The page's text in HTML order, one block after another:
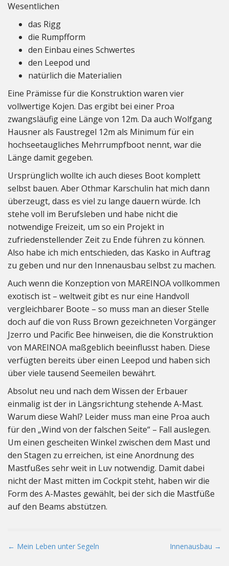
Wesentlichen
das Rigg
die Rumpfform
den Einbau eines Schwertes
den Leepod und
natürlich die Materialien
Eine Prämisse für die Konstruktion waren vier
vollwertige Kojen. Das ergibt bei einer Proa
zwangsläufig eine Länge von 12m. Da auch Wolfgang
Hausner als Faustregel 12m als Minimum für ein
hochseetaugliches Mehrrumpfboot nennt, war die
Länge damit gegeben.
Ursprünglich wollte ich auch dieses Boot komplett
selbst bauen. Aber Othmar Karschulin hat mich dann
überzeugt, dass es viel zu lange dauern würde. Ich
stehe voll im Berufsleben und habe nicht die
notwendige Freizeit, um so ein Projekt in
zufriedenstellender Zeit zu Ende führen zu können.
Also habe ich mich entschieden, das Kasko in Auftrag
zu geben und nur den Innenausbau selbst zu machen.
Auch wenn die Konzeption von MAREINOA vollkommen
exotisch ist – weltweit gibt es nur eine Handvoll
vergleichbarer Boote – so muss man an dieser Stelle
doch auf die von Russ Brown gezeichneten Vorgänger
Jzerro und Pacific Bee hinweisen, die die Konstruktion
von MAREINOA maßgeblich beeinflusst haben. Diese
verfügten bereits über einen Leepod und haben sich
über viele tausend Seemeilen bewährt.
Absolut neu und nach dem Wissen der Erbauer
einmalig ist der in Längsrichtung stehende A-Mast.
Warum diese Wahl? Leider muss man eine Proa auch
für den „Wind von der falschen Seite“ – Fall auslegen.
Um einen gescheiten Winkel zwischen dem Mast und
den Stagen zu erreichen, ist eine Anordnung des
Mastfußes sehr weit in Luv notwendig. Damit dabei
nicht der Mast mitten im Cockpit steht, haben wir die
Form des A-Mastes gewählt, bei der sich die Mastfüße
auf den Beams abstützen.
P
← Mein Leben unter Segeln Innenausbau →